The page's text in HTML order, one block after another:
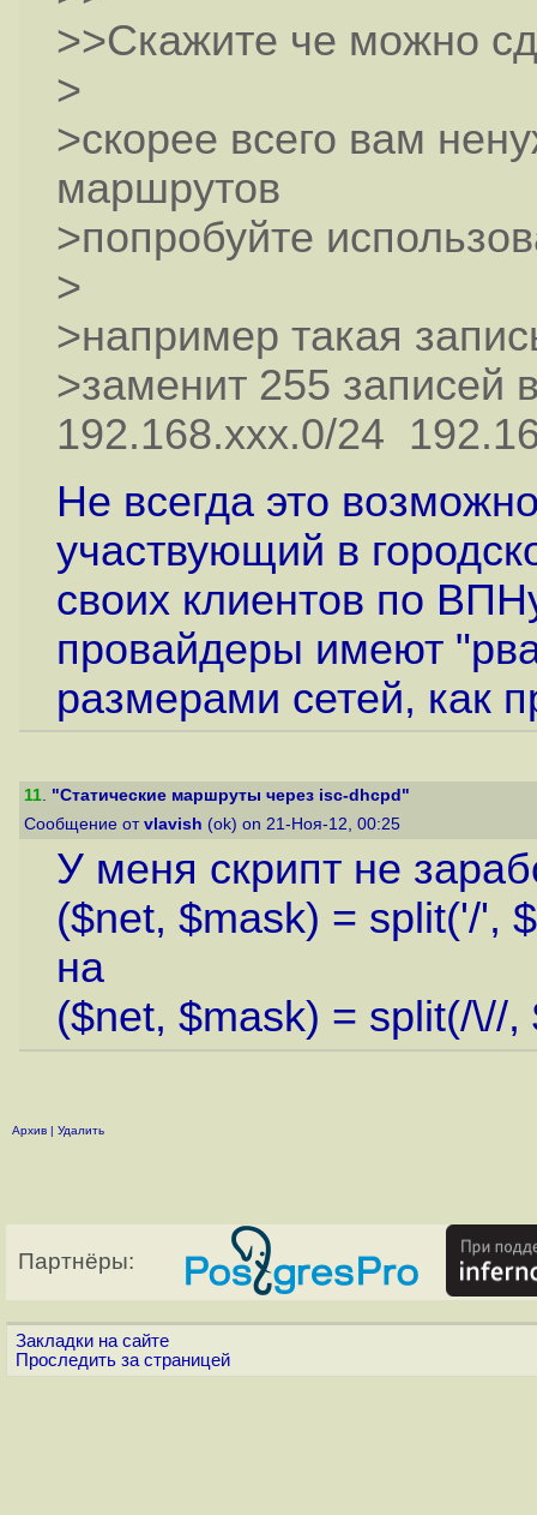
>>Скажите че можно
>
>скорее всего вам
маршрутов
>попробуйте
>
>например такая
>заменит 255 записей
192.168.xxx.0/24
Не всегда это
участвующий в
своих клиентов по
провайдеры имеют
размерами сетей, как
11. "Статические маршруты через isc-dhcpd"
Сообщение от vlavish (ok) on 21-Ноя-12, 00:25
У меня скрипт не
($net, $mask) = split('/',
на
($net, $mask) = split(/\//,
Архив | Удалить
Партнёры:
Закладки на сайте
Проследить за страницей